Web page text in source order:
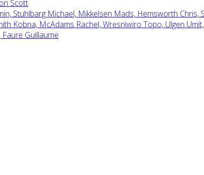
Scott
Stuhlbarg Michael, Mikkelsen Mads, Hemsworth Chris,
Kobna, McAdams Rachel,Wresniwiro Topo, Ulgen Umit,
Faure Guillaume